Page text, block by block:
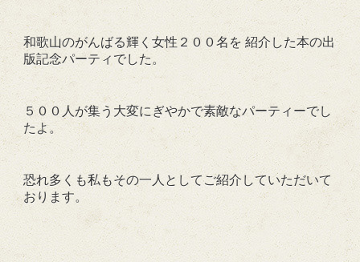
和歌山のがんばる輝く女性２００名を 紹介した本の出
版記念パーティでした。
５００人が集う大変にぎやかで素敵なパーティーでし
たよ。
恐れ多くも私もその一人としてご紹介していただいて
おります。